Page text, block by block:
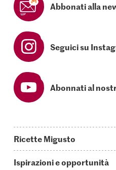
Abbonati alla
Seguici su
Abonnati al
Ricette Migusto
Ispirazioni e opportunità